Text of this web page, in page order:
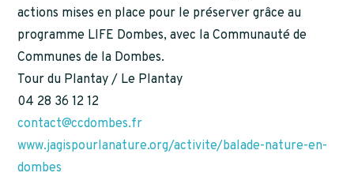
actions mises en place pour le préserver grâce au
programme LIFE Dombes, avec la Communauté de
Communes de la Dombes.
Tour du Plantay / Le Plantay
04 28 36 12 12
contact@ccdombes.fr
www.jagispourlanature.org/activite/balade-nature-en-
dombes